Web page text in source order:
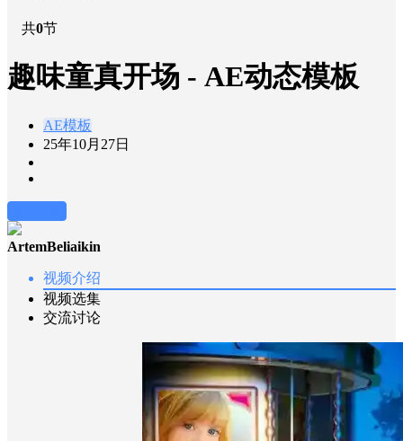
共0节
趣味童真开场 - AE动态模板
AE模板
25年10月27日
ArtemBeliaikin
视频介绍
视频选集
交流讨论